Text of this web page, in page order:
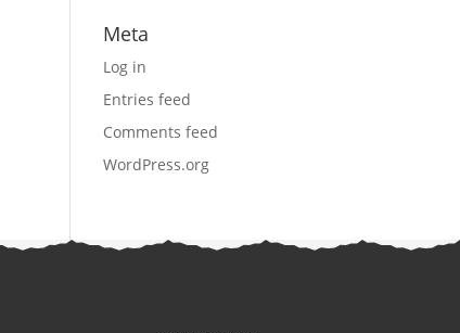
Meta
Log in
Entries feed
Comments feed
WordPress.org